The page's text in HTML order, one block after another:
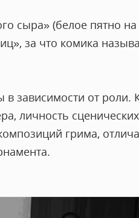
сыра» (белое пятно
за что комика
в зависимости от роли.
личность
грима,